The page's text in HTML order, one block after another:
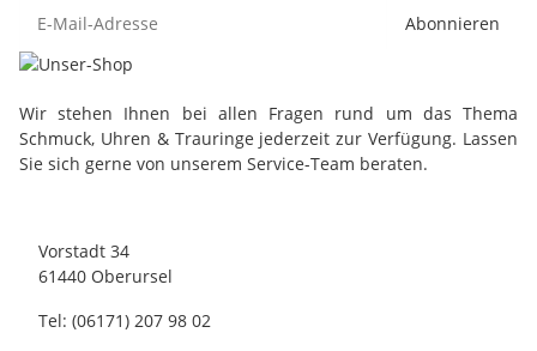
Abonnieren
Wir stehen Ihnen bei allen Fragen rund um das Thema
Schmuck, Uhren & Trauringe jederzeit zur Verfügung. Lassen
Sie sich gerne von unserem Service-Team beraten.
Vorstadt 34
61440 Oberursel
Tel: (06171) 207 98 02